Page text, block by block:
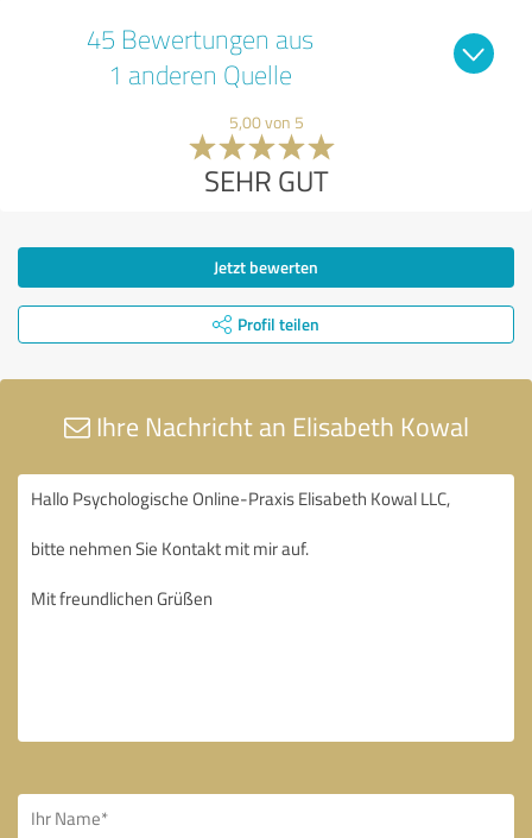
45 Bewertungen aus
1 anderen Quelle
5,00 von 5
SEHR GUT
Jetzt bewerten
Profil teilen
Ihre Nachricht an Elisabeth Kowal